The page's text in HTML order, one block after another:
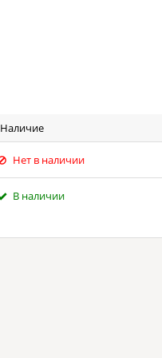
Наличие
Нет в наличии
В наличии